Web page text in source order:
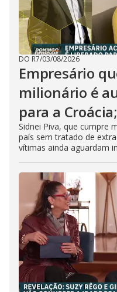
DO R7/03/08/2026
Empresário
milionário é
para a
Sidnei Piva, que cumpre
país sem tratado de
vítimas ainda aguardam